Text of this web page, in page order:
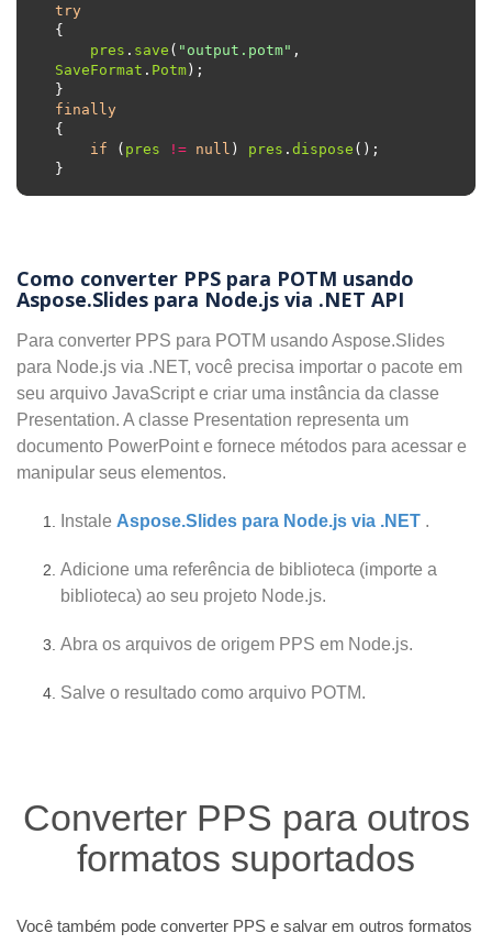
try
pres . save ( "output.potm"
SaveFormat . Potm
finally
if ( pres != null ) pres . dispose
Como converter PPS para POTM usando
Aspose.Slides para Node.js via .NET API
Para converter PPS para POTM usando Aspose.Slides
para Node.js via .NET, você precisa importar o pacote em
seu arquivo JavaScript e criar uma instância da classe
Presentation. A classe Presentation representa um
documento PowerPoint e fornece métodos para acessar e
manipular seus elementos.
Instale Aspose.Slides para Node.js via .NET .
Adicione uma referência de biblioteca (importe a
biblioteca) ao seu projeto Node.js.
Abra os arquivos de origem PPS em Node.js.
Salve o resultado como arquivo POTM.
Converter PPS para outros
formatos suportados
Você também pode converter PPS e salvar em outros formatos